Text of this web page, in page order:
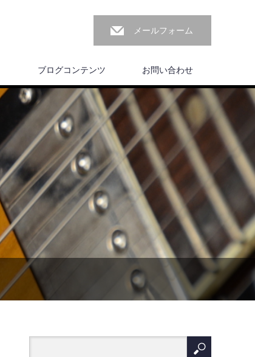
メールフォーム
ブログコンテンツ お問い合わせ